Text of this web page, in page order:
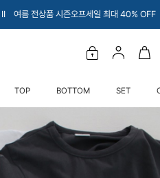
오프세일 최대 40% OFF Ι 내아이에게
TOP BOTTOM SET